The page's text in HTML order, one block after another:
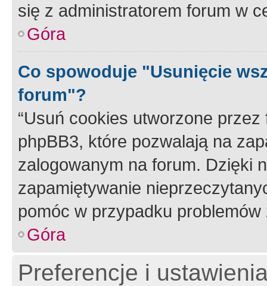
się z administratorem forum w
Góra
Co spowoduje "Usunięcie
forum"?
“Usuń cookies utworzone
phpBB3, które pozwalają na
zalogowanym na forum. Dzięki
zapamiętywanie
pomóc w przypadku
Góra
Preferencje i